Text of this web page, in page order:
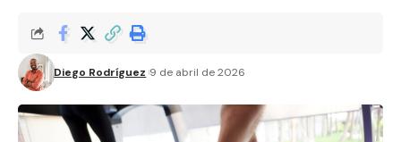
Diego Rodríguez 9 de abril de 2026